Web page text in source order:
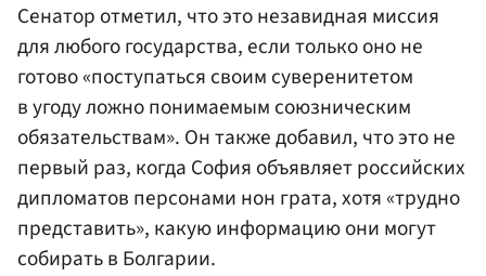
Сенатор отметил, что это незавидная миссия
для любого государства, если только оно не
готово «поступаться своим суверенитетом
в угоду ложно понимаемым союзническим
обязательствам». Он также добавил, что это не
первый раз, когда София объявляет российских
дипломатов персонами нон грата, хотя «трудно
представить», какую информацию они могут
собирать в Болгарии.